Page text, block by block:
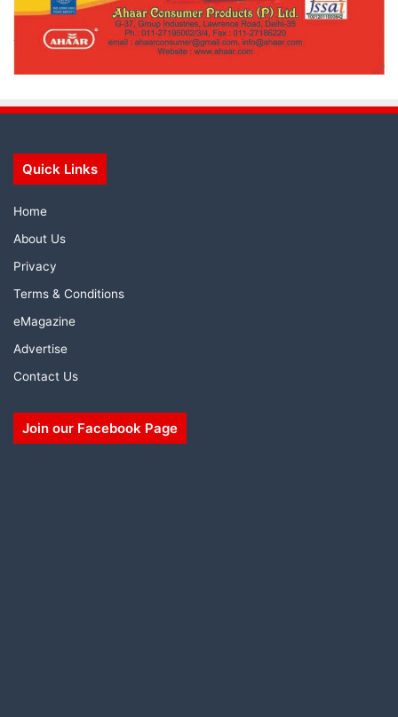
Quick Links
Home
About Us
Privacy
Terms & Conditions
eMagazine
Advertise
Contact Us
Join our Facebook Page